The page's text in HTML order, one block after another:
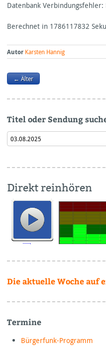
Datenbank
Berechnet in 1786117832
Autor Karsten Hannig
← Älter
Titel oder Sendung
Direkt reinhören
Die aktuelle Woche auf
Termine
Bürgerfunk-Programm